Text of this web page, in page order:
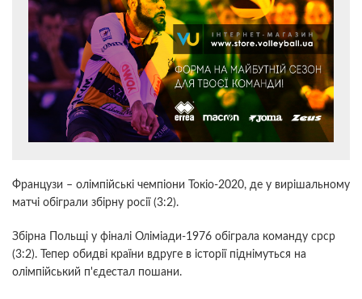
Французи – олімпійські чемпіони Токіо-2020, де у вирішальному
матчі обіграли збірну росії (3:2).
Збірна Польщі у фіналі Оліміади-1976 обіграла команду срср
(3:2). Тепер обидві країни вдруге в історії піднімуться на
олімпійський п'єдестал пошани.